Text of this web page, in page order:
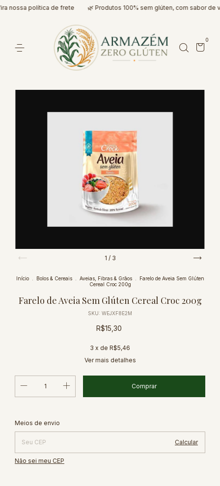
nossa política de frete 🌿 Produtos 100% sem glúten, com sabor de
0
1 / 3
Início Bolos & Cereais Aveias, Fibras & Grãos
Farelo de Aveia Sem Glúten
Cereal Croc 200g
Farelo de Aveia Sem Glúten Cereal Croc 200g
SKU: WEJXF8E2M
R$15,30
3 x de R$5,46
Ver mais detalhes
Entregas para o CEP:
Meios de envio
Calcular
Não sei meu CEP